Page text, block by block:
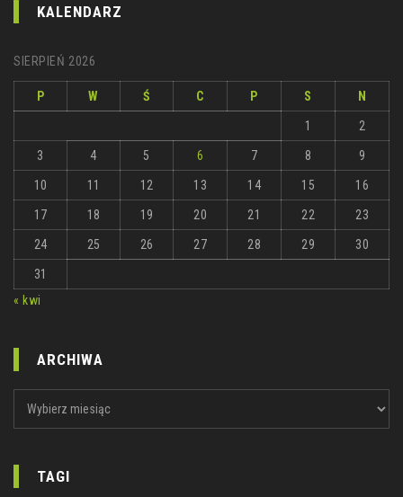
KALENDARZ
SIERPIEŃ 2026
P W Ś C P S N
1 2
3 4 5 6 7 8 9
10 11 12 13 14 15 16
17 18 19 20 21 22 23
24 25 26 27 28 29 30
31
« kwi
ARCHIWA
TAGI